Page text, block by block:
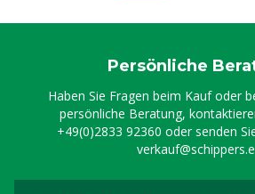
Persönliche
Haben Sie Fragen beim Kauf oder
persönliche Beratung,
+49(0)2833 92360 oder senden